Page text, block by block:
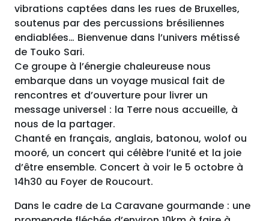
vibrations captées dans les rues de Bruxelles,
soutenus par des percussions brésiliennes
endiablées… Bienvenue dans l’univers métissé
de Touko Sari.
Ce groupe à l’énergie chaleureuse nous
embarque dans un voyage musical fait de
rencontres et d’ouverture pour livrer un
message universel : la Terre nous accueille, à
nous de la partager.
Chanté en français, anglais, batonou, wolof ou
mooré, un concert qui célèbre l’unité et la joie
d’être ensemble. Concert à voir le 5 octobre à
14h30 au Foyer de Roucourt.
Dans le cadre de La Caravane gourmande : une